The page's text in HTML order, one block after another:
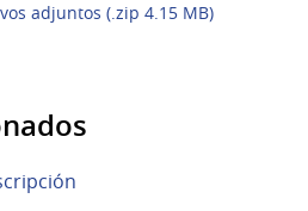
adjuntos (.zip 4.15 MB)